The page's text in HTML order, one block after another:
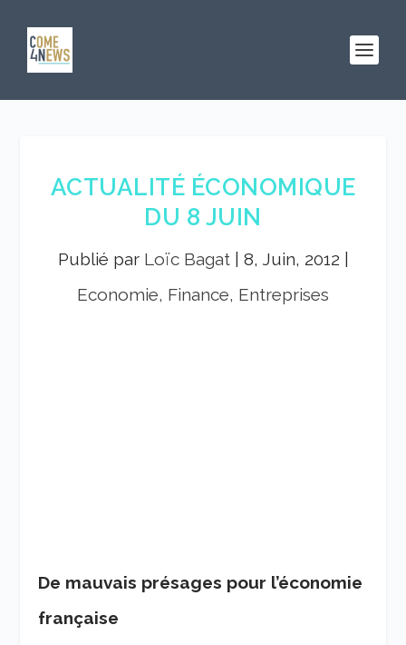
ACTUALITÉ ÉCONOMIQUE
DU 8 JUIN
Publié par Loïc Bagat| 8, Juin, 2012
Economie, Finance, Entreprises
De mauvais présages pour l’économie
française